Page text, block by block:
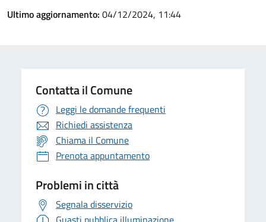
Ultimo aggiornamento: 04/12/2024, 11:44
Contatta il Comune
Leggi le domande frequenti
Richiedi assistenza
Chiama il Comune
Prenota appuntamento
Problemi in città
Segnala disservizio